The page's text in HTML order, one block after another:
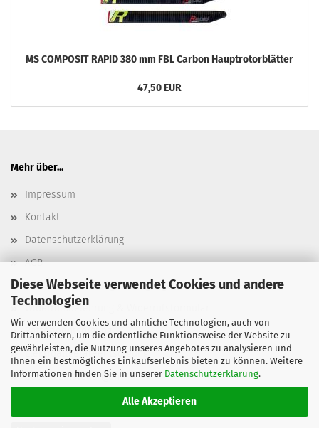
Diese Webseite verwendet Cookies und andere
Technologien
Wir verwenden Cookies und ähnliche Technologien, auch von
Drittanbietern, um die ordentliche Funktionsweise der Website zu
gewährleisten, die Nutzung unseres Angebotes zu analysieren und
Ihnen ein bestmögliches Einkaufserlebnis bieten zu können. Weitere
Informationen finden Sie in unserer Datenschutzerklärung.
Alle Akzeptieren
MS COMPOSIT RAPID 380 mm FBL Carbon Hauptrotorblätter
47,50 EUR
Mehr über...
Impressum
Kontakt
Datenschutzerklärung
AGB
Versand- & Zahlungsbedingungen, Versandkosten
Widerrufsbelehrung & Widerrufsformular
Batterieentsorgung
Elektroaltgeräteentsorgung
Cookie Einstellungen